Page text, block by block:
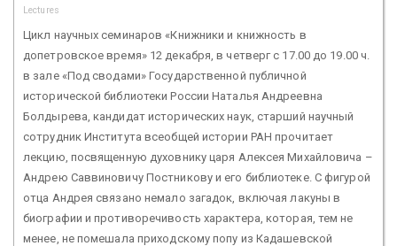
Lectures
Цикл научных семинаров «Книжники и книжность в
допетровское время» 12 декабря, в четверг с 17.00 до 19.00 ч.
в зале «Под сводами» Государственной публичной
исторической библиотеки России Наталья Андреевна
Болдырева, кандидат исторических наук, старший научный
сотрудник Института всеобщей истории РАН прочитает
лекцию, посвященную духовнику царя Алексея Михайловича –
Андрею Саввиновичу Постникову и его библиотеке. С фигурой
отца Андрея связано немало загадок, включая лакуны в
биографии и противоречивость характера, которая, тем не
менее, не помешала приходскому попу из Кадашевской